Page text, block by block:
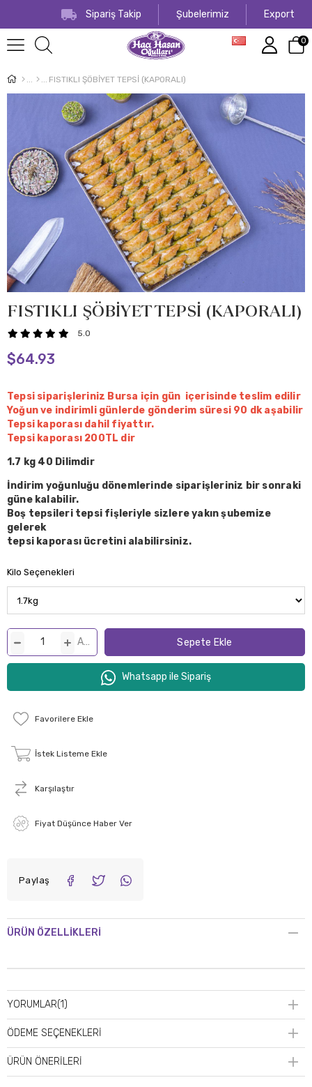
Export
Şubelerimiz
Sipariş Takip
0
FISTIKLI ŞÖBİYET TEPSİ (KAPORALI)
FISTIKLI ŞÖBİYET TEPSİ (KAPORALI)
5.0
$64.93
Tepsi siparişleriniz Bursa için gün içerisinde teslim edilir
Yoğun ve indirimli günlerde gönderim süresi 90 dk aşabilir
Tepsi kaporası dahil fiyattır.
Tepsi kaporası 200TL dir
1.7 kg 40 Dilimdir
İndirim yoğunluğu dönemlerinde siparişleriniz bir sonraki
güne kalabilir.
Boş tepsileri tepsi fişleriyle sizlere yakın şubemize
gelerek
tepsi kaporası ücretini alabilirsiniz.
Kilo Seçenekleri
ADET
Whatsapp ile Sipariş
Favorilere Ekle
İstek Listeme Ekle
Karşılaştır
Fiyat Düşünce Haber Ver
Paylaş
ÜRÜN ÖZELLIKLERI
YORUMLAR(1)
ÖDEME SEÇENEKLERI
ÜRÜN ÖNERILERI